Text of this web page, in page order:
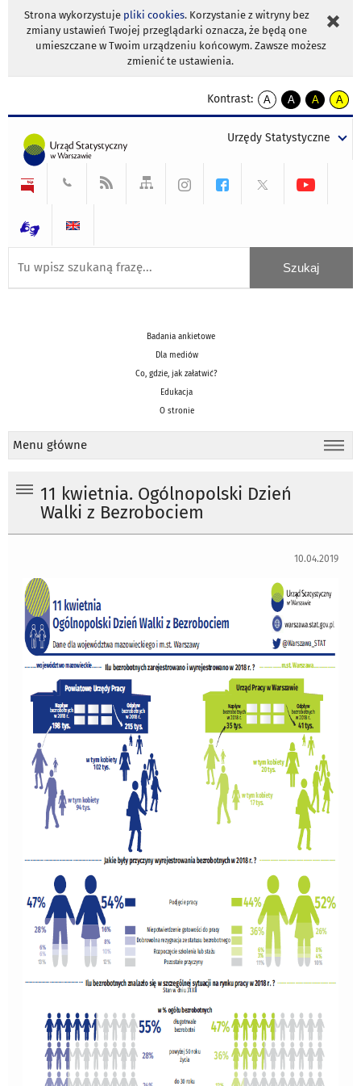
Strona wykorzystuje pliki cookies. Korzystanie z witryny bez
zmiany ustawień Twojej przeglądarki oznacza, że będą one
umieszczane w Twoim urządzeniu końcowym. Zawsze możesz
zmienić te ustawienia.
Kontrast:
A
kontrast
A
kontrast
tekst
czarnym
A
kontrast
tekst
czarnym
A
tekst
żółtym
Urzędy Statystyczne
Badania ankietowe
Dla mediów
Co, gdzie, jak załatwić?
Edukacja
O stronie
Menu główne
11 kwietnia. Ogólnopolski Dzień
Walki z Bezrobociem
10.04.2019